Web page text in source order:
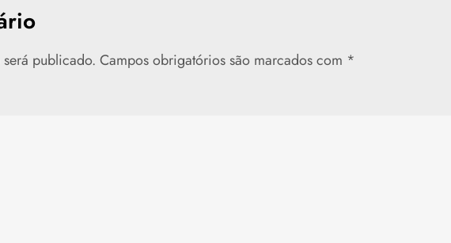
publicado. Campos obrigatórios são marcados com *